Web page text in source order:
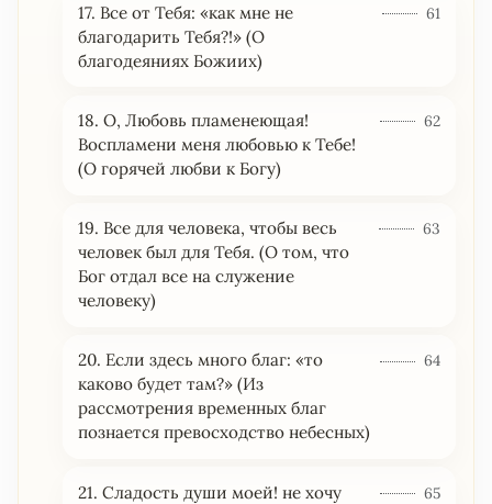
17. Все от Тебя: «как мне не
благодарить Тебя?!» (О
благодеяниях Божиих)
61
18. О, Любовь пламенеющая!
Воспламени меня любовью к Тебе!
(О горячей любви к Богу)
62
19. Все для человека, чтобы весь
человек был для Тебя. (О том, что
Бог отдал все на служение
человеку)
63
20. Если здесь много благ: «то
каково будет там?» (Из
рассмотрения временных благ
познается превосходство небесных)
64
21. Сладость души моей! не хочу
65